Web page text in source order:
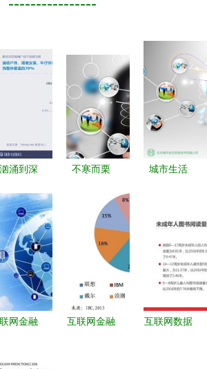
涌到深
年移
互联网数
的终极怀
旧报告
不寒而栗
然公布实
情，谁也逃
不掉
城市生活
引领OTO
王者商机
网金融
动我国经
互联网金融
互联网数据